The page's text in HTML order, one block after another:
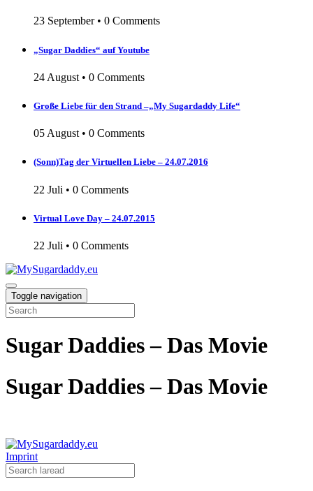
23 September• 0 Comments
„Sugar Daddies“ auf Youtube
24 August • 0 Comments
Große Liebe für den Strand –„My Sugardaddy Life“
05 August • 0 Comments
(Sonn)Tag der Virtuellen Liebe – 24.07.2016
22 Juli • 0 Comments
Virtual Love Day – 24.07.2015
22 Juli • 0 Comments
Toggle navigation
Sugar Daddies – Das Movie
Sugar Daddies – Das Movie
Imprint